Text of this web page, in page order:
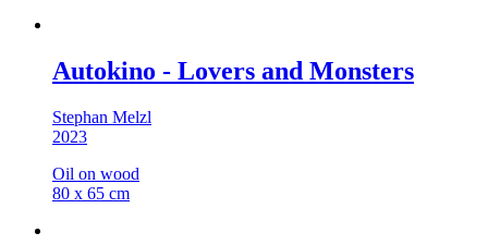
Autokino - Lovers and Monsters
Stephan Melzl
2023
Oil on wood
80 x 65 cm